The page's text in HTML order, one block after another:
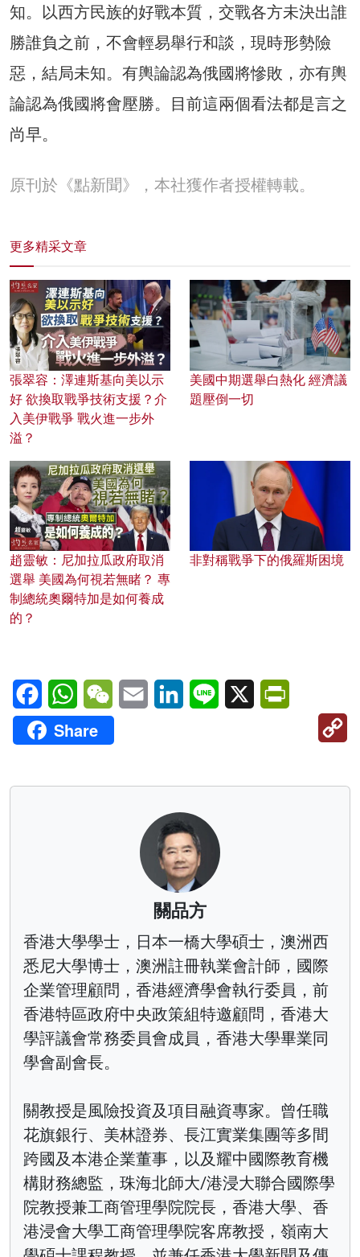
知。以西方民族的好戰本質，交戰各方未決出誰
勝誰負之前，不會輕易舉行和談，現時形勢險
惡，結局未知。有輿論認為俄國將慘敗，亦有輿
論認為俄國將會壓勝。目前這兩個看法都是言之
尚早。
原刊於《點新聞》，本社獲作者授權轉載。
更多精采文章
張翠容：澤連斯基向美以示
好 欲換取戰爭技術支援？介
入美伊戰爭 戰火進一步外
溢？
美國中期選舉白熱化 經濟議
題壓倒一切
趙靈敏：尼加拉瓜政府取消
選舉 美國為何視若無睹？ 專
制總統奧爾特加是如何養成
的？
非對稱戰爭下的俄羅斯困境
FacebookWhatsAppWeChatEmail LinkedInLine X
Share
關品方
香港大學學士，日本一橋大學碩士，澳洲西
悉尼大學博士，澳洲註冊執業會計師，國際
企業管理顧問，香港經濟學會執行委員，前
香港特區政府中央政策組特邀顧問，香港大
學評議會常務委員會成員，香港大學畢業同
學會副會長。
關教授是風險投資及項目融資專家。曾任職
花旗銀行、美林證券、長江實業集團等多間
跨國及本港企業董事，以及耀中國際教育機
構財務總監，珠海北師大/港浸大聯合國際學
院教授兼工商管理學院院長，香港大學、香
港浸會大學工商管理學院客席教授，嶺南大